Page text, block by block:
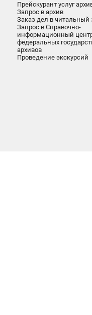
Прейскурант услуг
Запрос в архив
Заказ дел в читальный
Запрос в Справочно-
информационный
федеральных
архивов
Проведение экскурсий